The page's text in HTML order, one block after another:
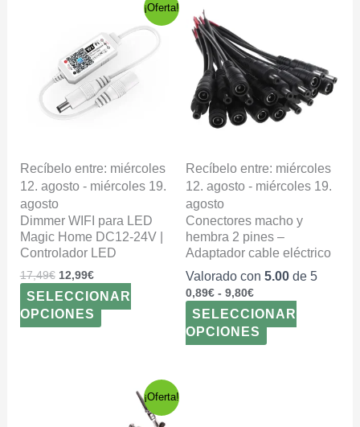
¡Oferta!
Recíbelo entre: miércoles
12. agosto - miércoles 19.
agosto
Dimmer WIFI para LED
Magic Home DC12-24V |
Controlador LED
17,49€
17,49€.
12,99€
actual
es:
12,99€.
SELECCIONAR
OPCIONES
producto
tiene
múltiples
variantes.
Las
opciones
elegir
en
página
de
producto
Recíbelo entre: miércoles
12. agosto - miércoles 19.
agosto
Conectores macho y
hembra 2 pines –
Adaptador cable eléctrico
Valorado con 5.00 de 5
0,89€ - 9,80€
desde
0,89€
hasta
9,80€
SELECCIONAR
OPCIONES
múltiples
variantes.
Las
opciones
se
elegir
en
página
de
producto
¡Oferta!